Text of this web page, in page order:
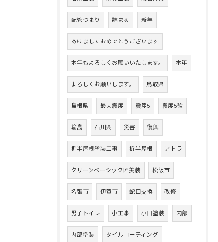
配管つまり 詰まる 新年
あけましておめでとうございます
本年もよろしくお願いいたします。 本年
よろしくお願いします。 鳥取県
島根県 最大震度 震度5 震度5強
輪島 石川県 災害 復興
折半屋根塗装工事 折半屋根 アトラ
クリーンベーシック匠美装 松阪市
名張市 伊賀市 蛇口交換 改修
男子トイレ 小工事 小口塗装 内部
内部塗装 タイルコーティング